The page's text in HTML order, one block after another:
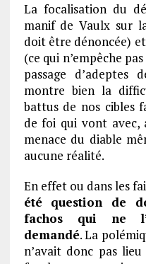
La focalisation du
manif de Vaulx sur
doit être dénoncée)
(ce qui n’empêche
passage d’adeptes
montre bien la
battus de nos cibles
de foi qui vont avec,
menace du diable
aucune réalité.
En effet ou dans les
été question de
fachos qui ne
demandé. La
n’avait donc pas